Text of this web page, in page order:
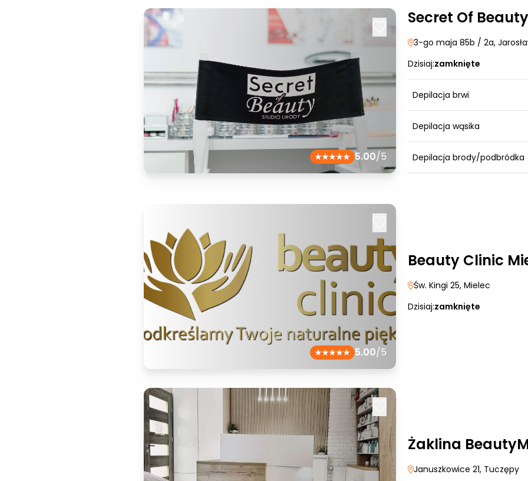
5.00/5
Secret Of Beauty
3-go maja 85b / 2a,
Dzisiaj:zamknięte
Depilacja brwi
Depilacja wąsika
Depilacja brody/podbródka
5.00/5
Beauty Clinic
Św. Kingi 25, Mielec
Dzisiaj:zamknięte
Żaklina
Januszkowice 21, Tuczępy